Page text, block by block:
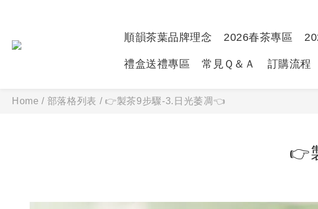
順韻茶葉品牌理念 2026春茶專區
禮盒送禮專區 常見Ｑ＆Ａ 訂購流程
Home / 部落格列表 /👉製茶9步驟-3.日光萎凋👈
👉